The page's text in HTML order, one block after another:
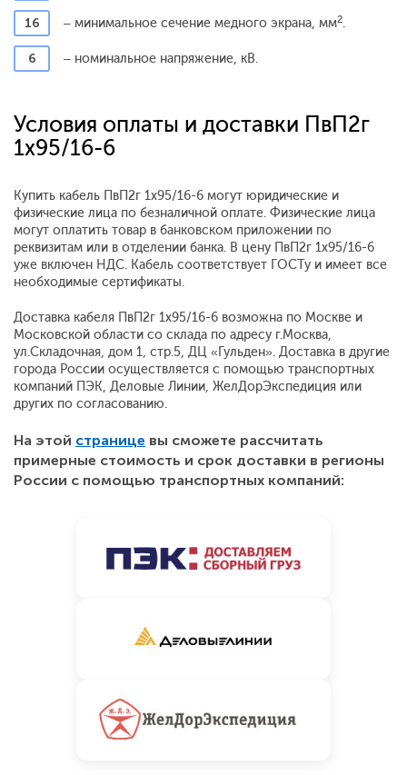
16 – минимальное сечение медного экрана, мм2.
6 – номинальное напряжение, кВ.
Условия оплаты и доставки ПвП2г
1x95/16-6
Купить кабель ПвП2г 1x95/16-6 могут юридические и
физические лица по безналичной оплате. Физические лица
могут оплатить товар в банковском приложении по
реквизитам или в отделении банка. В цену ПвП2г 1x95/16-6
уже включен НДС. Кабель соответствует ГОСТу и имеет все
необходимые сертификаты.
Доставка кабеля ПвП2г 1x95/16-6 возможна по Москве и
Московской области со склада по адресу г.Москва,
ул.Складочная, дом 1, стр.5, ДЦ «Гульден». Доставка в другие
города России осуществляется с помощью транспортных
компаний ПЭК, Деловые Линии, ЖелДорЭкспедиция или
других по согласованию.
На этой странице вы сможете рассчитать
примерные стоимость и срок доставки в регионы
России с помощью транспортных компаний: